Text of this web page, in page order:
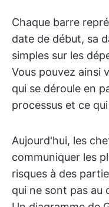
Chaque barre
date de début, sa
simples sur les
Vous pouvez ainsi
qui se déroule en
processus et ce
Aujourd'hui, les
communiquer les
risques à des
qui ne sont pas au